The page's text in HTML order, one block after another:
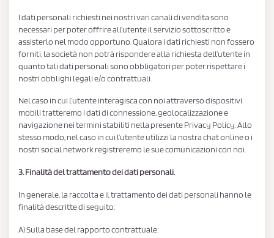
I dati personali richiesti nei nostri vari canali di vendita sono
necessari per poter offrire all’utente il servizio sottoscritto e
assisterlo nel modo opportuno. Qualora i dati richiesti non fossero
forniti, la società non potrà rispondere alla richiesta dell’utente in
quanto tali dati personali sono obbligatori per poter rispettare i
nostri obblighi legali e/o contrattuali.
Nel caso in cui l’utente interagisca con noi attraverso dispositivi
mobili tratteremo i dati di connessione, geolocalizzazione e
navigazione nei termini stabiliti nella presente Privacy Policy. Allo
stesso modo, nel caso in cui l’utente utilizzi la nostra chat online o i
nostri social network registreremo le sue comunicazioni con noi.
3. Finalità del trattamento dei dati personali.
In generale, la raccolta e il trattamento dei dati personali hanno le
finalità descritte di seguito:
A) Sulla base del rapporto contrattuale: